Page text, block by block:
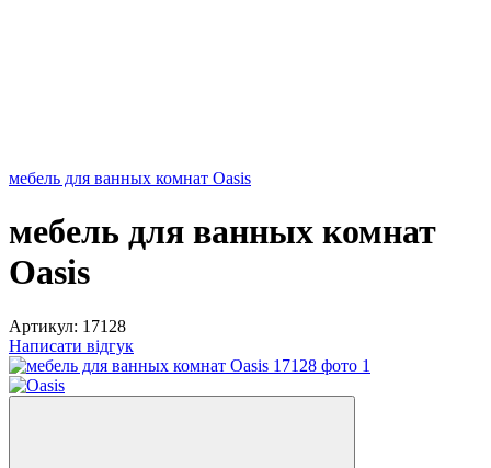
мебель для ванных комнат Oasis
мебель для ванных комнат
Oasis
Артикул: 17128
Написати відгук